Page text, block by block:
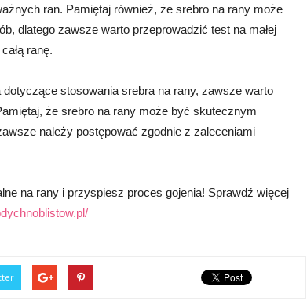
ran. Pamiętaj również, że srebro na rany może
dlatego zawsze warto przeprowadzić test na małej
ranę.
stosowania srebra na rany, zawsze warto
że srebro na rany może być skutecznym
należy postępować zgodnie z zaleceniami
na rany i przyspiesz proces gojenia! Sprawdź więcej